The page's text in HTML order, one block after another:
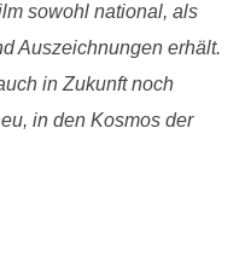
sowohl national, als
Auszeichnungen erhält.
in Zukunft noch
in den Kosmos der